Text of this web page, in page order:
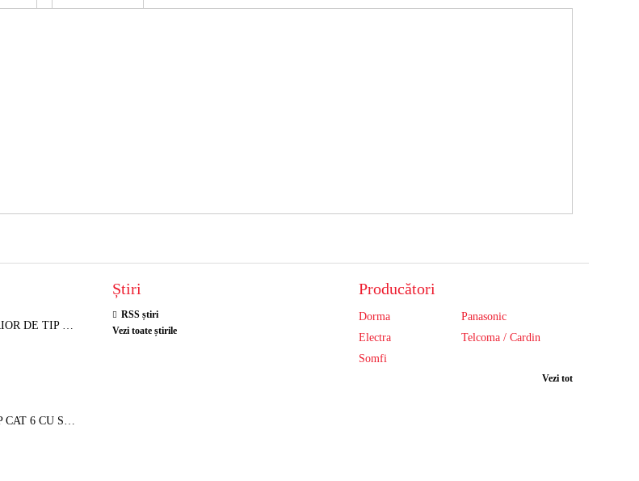
POST INTERIOR DE TIP TELEFON RESEL, T8018 PENTRU INTERFON DE BLOC
CABLU SFTP CAT 6 CU SUFA, DE EXTERIOR 8 FIRE X 0,56 MM
Știri
RSS știri
Vezi toate știrile
Producători
Dorma
Panasonic
Electra
Telcoma / Cardin
Somfi
Vezi tot